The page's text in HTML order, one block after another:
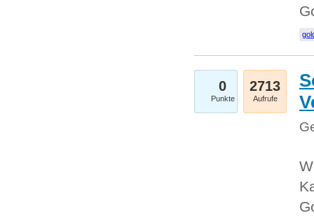
0
Punkte
2713
Aufrufe